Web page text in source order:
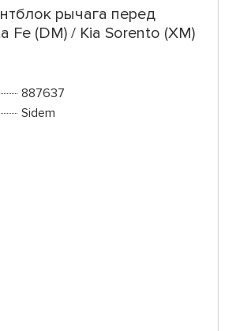
рычага перед
Fe (DM) / Kia Sorento (XM)
887637
Sidem